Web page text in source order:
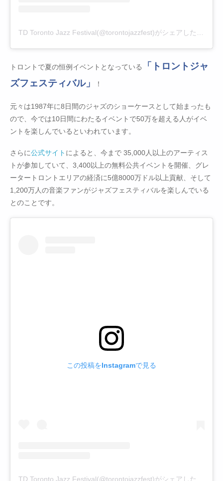
トロントで夏の恒例イベントとなっている
「トロントジャ
ズフェスティバル」
！
元々は1987年に8日間のジャズのショーケースとして始まったも
ので、今では10日間にわたるイベントで50万を超える人がイベ
ントを楽しんでいるといわれています。
さらに公式サイト によると、今まで 35,000人以上のアーティス
トが参加していて、3,400以上の無料公共イベントを開催、グレ
ータートロントエリアの経済に5億8000万ドル以上貢献、そして
1,200万人の音楽ファンがジャズフェスティバルを楽しんでいる
とのことです。
この投稿をInstagramで見る